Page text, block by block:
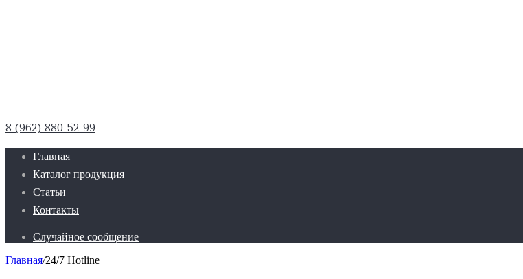
8 (962) 880-52-99
Главная
Каталог продукция
Статьи
Контакты
Случайное сообщение
Главная/24/7 Hotline